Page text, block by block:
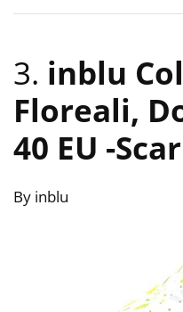
3. inblu
Floreali,
40 EU -
By inblu